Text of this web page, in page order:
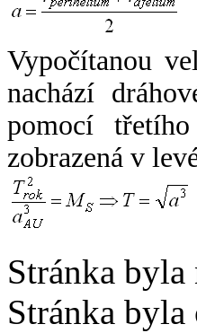
Vypočítanou
nachází
pomocí
zobrazená v
Stránka
Stránka